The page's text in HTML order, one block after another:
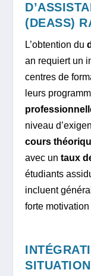
(DEASS)
L’obtention du
an requiert un
centres de
leurs
niveau
cours
avec untaux
étudiants
incluent
forte